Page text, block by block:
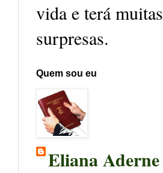
vida e terá muitas
surpresas.
Quem sou eu
Eliana Aderne